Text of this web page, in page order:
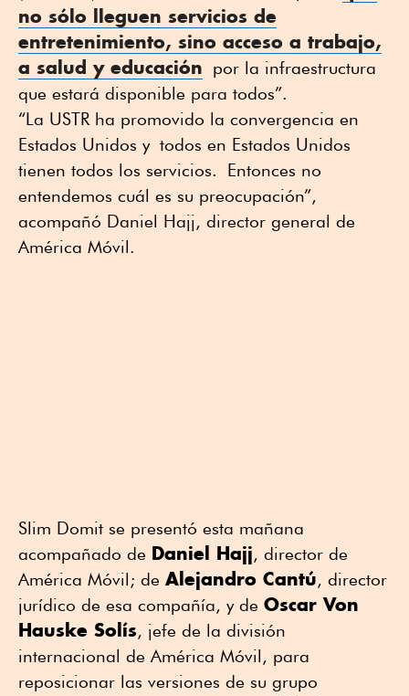
no sólo lleguen servicios de
entretenimiento, sino acceso a trabajo,
a salud y educación por la infraestructura
que estará disponible para todos”.
“La USTR ha promovido la convergencia en
Estados Unidos y todos en Estados Unidos
tienen todos los servicios. Entonces no
entendemos cuál es su preocupación”,
acompañó Daniel Hajj, director general de
América Móvil.
Slim Domit se presentó esta mañana
acompañado de Daniel Hajj, director de
América Móvil; de Alejandro Cantú, director
jurídico de esa compañía, y de Oscar Von
Hauske Solís, jefe de la división
internacional de América Móvil, para
reposicionar las versiones de su grupo